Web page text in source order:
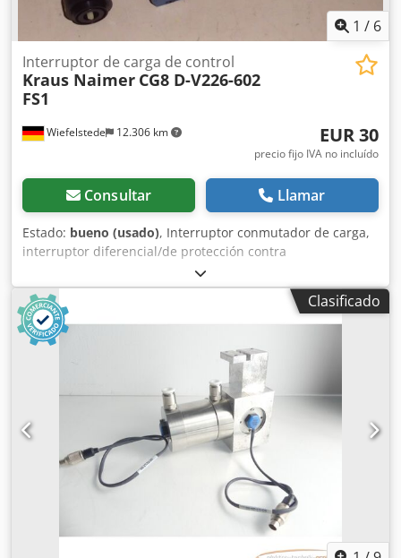
como se muestra en las imágenes.
1 / 6
Wiefelstede 12.306 km
Interruptor de carga de control
Kraus Naimer CG8 D-V226-602
FS1
EUR 30
precio fijo IVA no incluído
Consultar Llamar
Estado: bueno (usado), Interruptor conmutador de carga,
interruptor diferencial/de protección contra
sobrecorriente, interruptor de protección del motor,
interruptor de inversión -Tipo: CG8 D-V226-602 FS1 -Sin:
Pomo de accionamiento Dedpfxob A I Sie Adzsck -Precio:
por unidad -Cantidad: 22 interruptores disponibles -Peso:
0,6 kg
Clasificado